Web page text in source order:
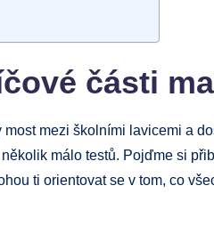
části
mezi školními lavicemi a
málo testů. Pojďme si
ti orientovat se v tom, co